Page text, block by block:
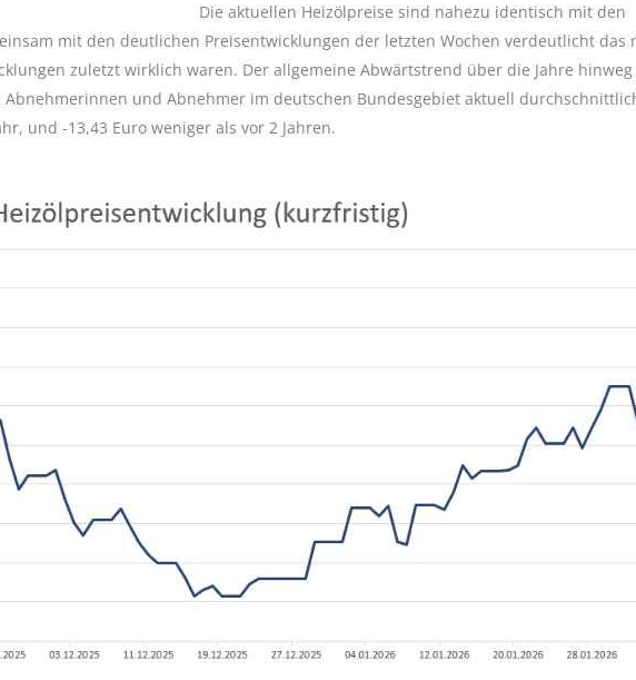
Die aktuellen Heizölpreise sind nahezu identisch mit den
mit den deutlichen Preisentwicklungen der letzten Wochen verdeutlicht das
zuletzt wirklich waren. Der allgemeine Abwärtstrend über die Jahre hinweg
und Abnehmer im deutschen Bundesgebiet aktuell
und -13,43 Euro weniger als vor 2 Jahren.